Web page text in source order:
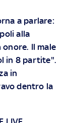
a parlare:
alla
Il male
in 8 partite".
in
dentro la